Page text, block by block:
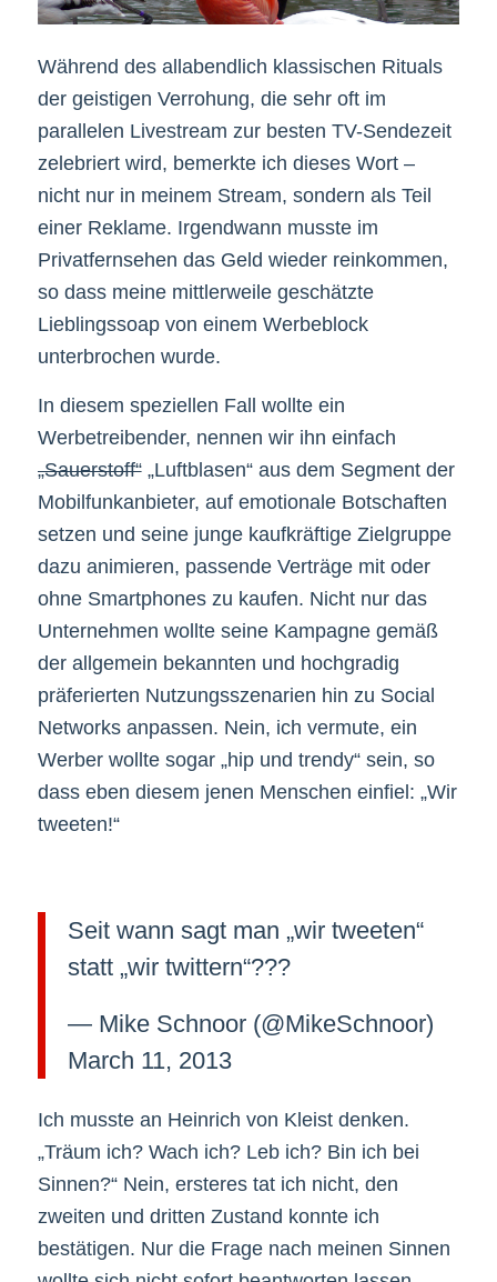
Während des allabendlich klassischen Rituals
der geistigen Verrohung, die sehr oft im
parallelen Livestream zur besten TV-Sendezeit
zelebriert wird, bemerkte ich dieses Wort –
nicht nur in meinem Stream, sondern als Teil
einer Reklame. Irgendwann musste im
Privatfernsehen das Geld wieder reinkommen,
so dass meine mittlerweile geschätzte
Lieblingssoap von einem Werbeblock
unterbrochen wurde.
In diesem speziellen Fall wollte ein
Werbetreibender, nennen wir ihn einfach
„Sauerstoff“„Luftblasen“ aus dem Segment der
Mobilfunkanbieter, auf emotionale Botschaften
setzen und seine junge kaufkräftige Zielgruppe
dazu animieren, passende Verträge mit oder
ohne Smartphones zu kaufen. Nicht nur das
Unternehmen wollte seine Kampagne gemäß
der allgemein bekannten und hochgradig
präferierten Nutzungsszenarien hin zu Social
Networks anpassen. Nein, ich vermute, ein
Werber wollte sogar „hip und trendy“ sein, so
dass eben diesem jenen Menschen einfiel: „Wir
tweeten!“
Seit wann sagt man „wir tweeten“
statt „wir twittern“???
— Mike Schnoor (@MikeSchnoor)
March 11, 2013
Ich musste an Heinrich von Kleist denken.
„Träum ich? Wach ich? Leb ich? Bin ich bei
Sinnen?“ Nein, ersteres tat ich nicht, den
zweiten und dritten Zustand konnte ich
bestätigen. Nur die Frage nach meinen Sinnen